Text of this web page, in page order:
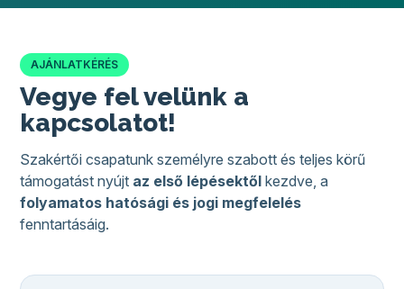
Vegye fel velünk a
kapcsolatot!
AJÁNLATKÉRÉS
Szakértői csapatunk személyre szabott és teljes körű
támogatást nyújt az első lépésektől kezdve, a
folyamatos hatósági és jogi megfelelés
fenntartásáig.